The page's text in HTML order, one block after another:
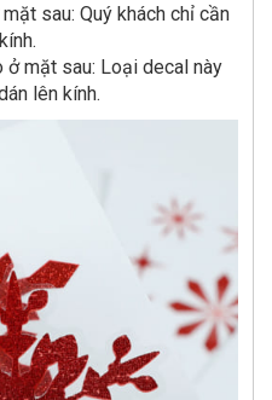
sau: Quý khách chỉ cần
mặt sau: Loại decal này
lên kính.